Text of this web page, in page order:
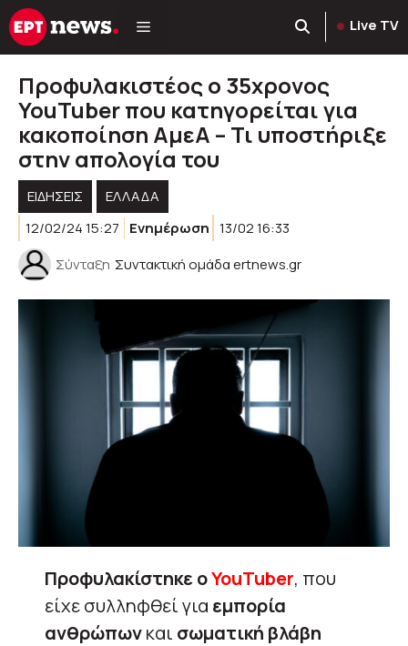
Μετάβαση
σε
Live TV
Προφυλακιστέος ο 35χρονος
YouTuber που κατηγορείται για
κακοποίηση ΑμεΑ – Τι υποστήριξε
στην απολογία του
ΕΙΔΗΣΕΙΣ
ΕΛΛΑΔΑ
12/02/24 15:27
Ενημέρωση 13/02 16:33
Σύνταξη Συντακτική ομάδα ertnews.gr
Προφυλακίστηκε οYouTuber, που
είχε συλληφθεί για εμπορία
ανθρώπωνκαι σωματική βλάβη